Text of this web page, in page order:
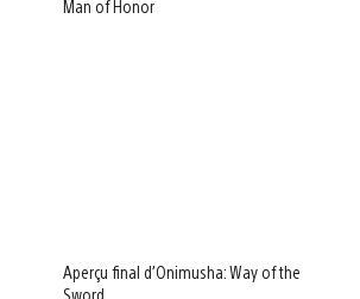
Man of Honor
Aperçu final d’Onimusha: Way of the
Sword